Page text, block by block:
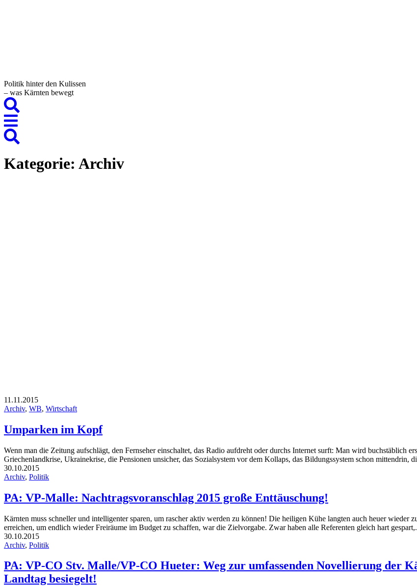
Politik hinter den Kulissen
– was Kärnten bewegt
Kategorie: Archiv
11.11.2015
Archiv, WB, Wirtschaft
Umparken im Kopf
Wenn man die Zeitung aufschlägt, den Fernseher einschaltet, das Radio aufdreht oder durchs Internet surft: Man wird buchstäblich
Griechenlandkrise, Ukrainekrise, die Pensionen unsicher, das Sozialsystem vor dem Kollaps, das Bildungssystem schon
30.10.2015
Archiv, Politik
PA: VP-Malle: Nachtragsvoranschlag 2015 große Enttäuschung!
Kärnten muss schneller und intelligenter sparen, um rascher aktiv werden zu können! Die heiligen Kühe langten auch heuer
erreichen, um endlich wieder Freiräume im Budget zu schaffen, war die Zielvorgabe. Zwar haben alle Referenten gleich hart
30.10.2015
Archiv, Politik
PA: VP-CO Stv. Malle/VP-CO Hueter: Weg zur umfassenden Novellierung der
Landtag besiegelt!